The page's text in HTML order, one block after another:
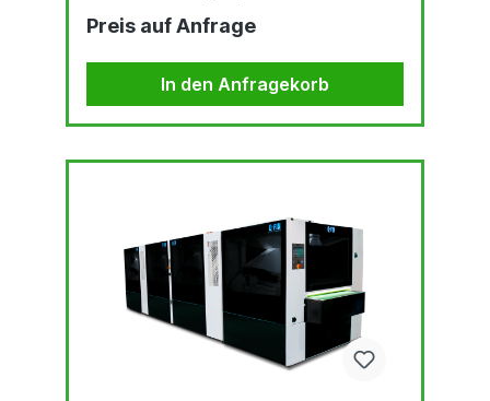
geführt und dazwischen gewendet werden.
Letzteres geschieht häufig von Hand oder mit
Hilfe eines Brückenkrans. Das ist zeitaufwändig,
anstrengend für die Betreiber und nicht ganz
ungefährlich. Da die GrindingPower-Philosophie
Preis auf Anfrage
In den Anfragekorb